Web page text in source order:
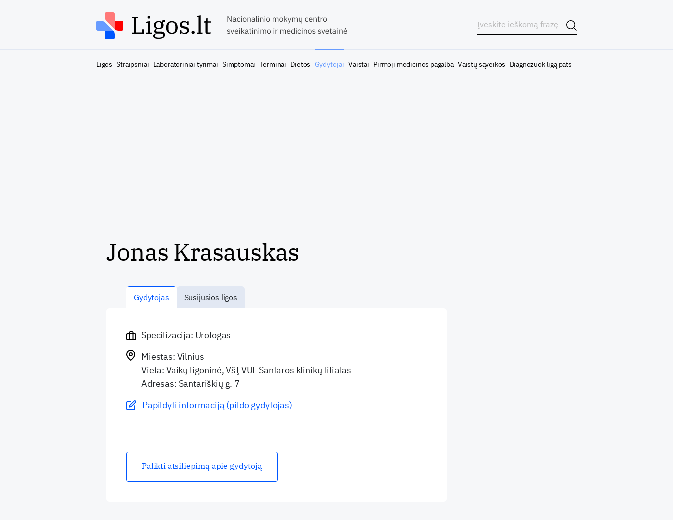
Ligos Straipsniai Laboratoriniai tyrimai Simptomai Terminai Dietos Gydytojai Vaistai Pirmoji medicinos pagalba Vaistų sąveikos Diagnozuok ligą pats
Jonas Krasauskas
Gydytojas Susijusios ligos
Specilizacija: Urologas
Miestas: Vilnius
Vieta: Vaikų ligoninė, VšĮ VUL Santaros klinikų filialas
Adresas: Santariškių g. 7
Papildyti informaciją (pildo gydytojas)
Palikti atsiliepimą apie gydytoją